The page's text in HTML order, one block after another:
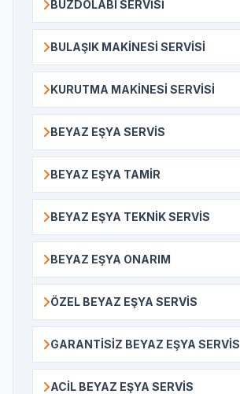
BUZDOLABI SERVISI
BULAŞIK MAKINESI SERVISI
KURUTMA MAKINESI SERVISI
BEYAZ EŞYA SERVIS
BEYAZ EŞYA TAMIR
BEYAZ EŞYA TEKNIK SERVIS
BEYAZ EŞYA ONARIM
ÖZEL BEYAZ EŞYA SERVIS
GARANTISIZ BEYAZ EŞYA SERVIS
ACIL BEYAZ EŞYA SERVIS